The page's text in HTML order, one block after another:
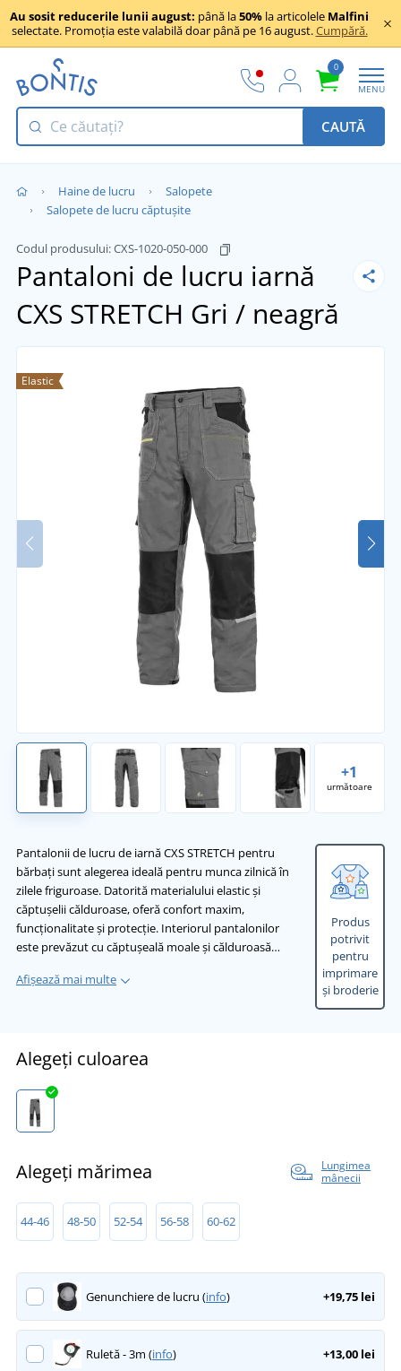
Au sosit reducerile lunii august: până la50% la articolele Malfini
selectate. Promoția este valabilă doar până pe 16 august.Cumpără.
0
MENU
CAUTĂ
Haine de lucru
Salopete
Salopete de lucru căptușite
Codul produsului:CXS-1020-050-000
Pantaloni de lucru iarnă
CXS STRETCH Gri / neagră
+1
următoare
Elastic
Pantalonii de lucru de iarnă CXS STRETCH pentru
bărbați sunt alegerea ideală pentru munca zilnică în
zilele friguroase. Datorită materialului elastic și
căptușelii călduroase, oferă confort maxim,
funcționalitate și protecție. Interiorul pantalonilor
este prevăzut cu căptușeală moale și călduroasă…
Afișează mai multe
Produs
potrivit
pentru
imprimare
și broderie
Alegeți culoarea
Alegeți mărimea
Lungimea
mânecii
44-46 48-50 52-54 56-58 60-62
Genunchiere de lucru (info) +19,75 lei
Ruletă - 3m (info) +13,00 lei